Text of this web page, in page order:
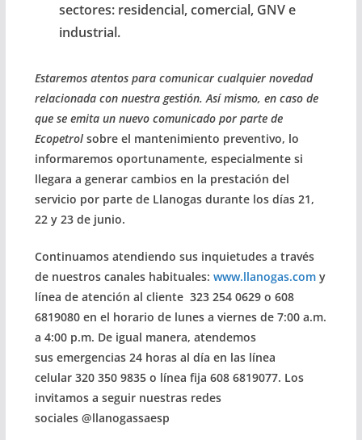
sectores: residencial, comercial, GNV e
industrial.
Estaremos atentos para comunicar cualquier novedad
relacionada con nuestra gestión. Así mismo, en caso de
que se emita un nuevo comunicado por parte de
Ecopetrol sobre el mantenimiento preventivo, lo
informaremos oportunamente, especialmente si
llegara a generar cambios en la prestación del
servicio por parte de Llanogas durante los días 21,
22 y 23 de junio.
Continuamos atendiendo sus inquietudes a través
de nuestros canales habituales: www.llanogas.comy
línea de atención al cliente 323 254 0629 o 608
6819080 en el horario de lunes a viernes de 7:00 a.m.
a 4:00 p.m. De igual manera, atendemos
sus emergencias 24 horasal día en las línea
celular 320 350 9835 o línea fija 608 6819077. Los
invitamos a seguir nuestras redes
sociales @llanogassaesp